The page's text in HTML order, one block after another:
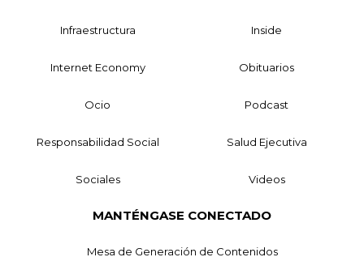
Infraestructura Inside
Internet Economy Obituarios
Ocio Podcast
Responsabilidad Social Salud Ejecutiva
Sociales Videos
MANTÉNGASE CONECTADO
Mesa de Generación de Contenidos